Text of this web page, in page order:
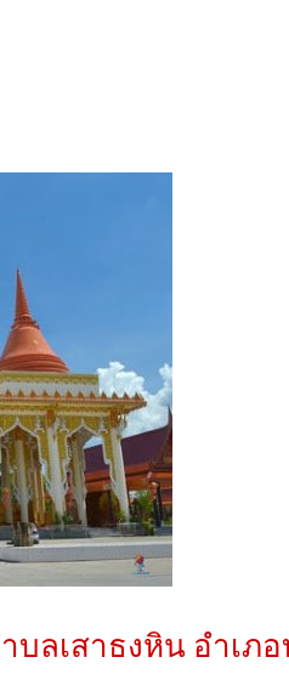
บลเสาธงหิน อำเภ